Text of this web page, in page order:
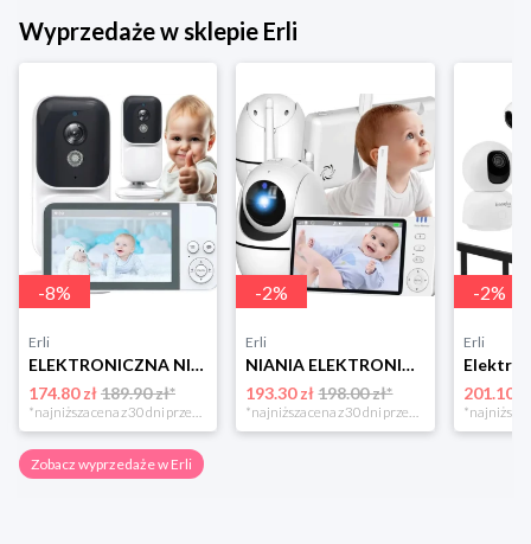
Wyprzedaże w sklepie Erli
-8%
Erli
ELEKTRONICZNA NIANIA Z KAMERA NA ŻYWO KOŁYSANKI SZUMY MIKROFON ALARM PŁACZU
174.80 zł189.90 zł*
*najniższa cena z 30 dni przed obniżką
-2%
Erli
NIANIA ELEKTRONICZNA Z KAMERĄ OBROTOWA BABY MONITOR WYŚWIETLACZ LCD 5" HD
193.30 zł 198.00 zł*
*najniższa cena z 30 dni przed obniżką
-2%
Erli
201.10 zł
Zobacz wyprzedaże w Erli